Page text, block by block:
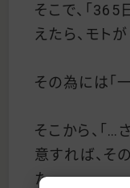
そこで、「365
えたら、モト
その為には「
そこから、「
意すれば、そ
た。